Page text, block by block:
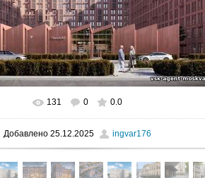
В реальном размере 800x449
131 0 0.0
Добавлено25.12.2025 ingvar176